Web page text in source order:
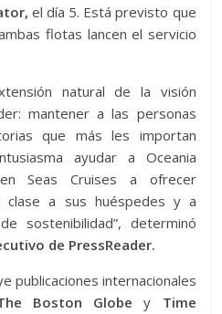
el día 5. Está previsto que
flotas lancen el servicio
natural de la visión
mantener a las personas
que más les importan
ayudar a Oceania
Seas Cruises a ofrecer
clase a sus huéspedes y a
sostenibilidad”, determinó
de PressReader.
publicaciones internacionales
Boston Globe y Time